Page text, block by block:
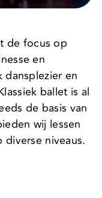
de focus op
en
dansplezier en
ballet is al
de basis van
wij lessen
niveaus.